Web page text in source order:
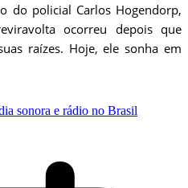
do policial Carlos Hogendorp,
ocorreu depois que
raízes. Hoje, ele sonha em